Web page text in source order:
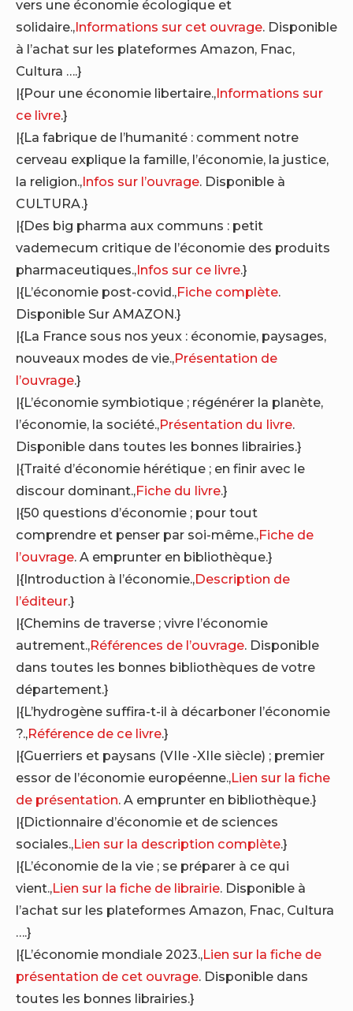
vers une économie écologique et
solidaire.,Informations sur cet ouvrage. Disponible
à l’achat sur les plateformes Amazon, Fnac,
Cultura ….}
|{Pour une économie libertaire.,Informations sur
ce livre.}
|{La fabrique de l’humanité : comment notre
cerveau explique la famille, l’économie, la justice,
la religion.,Infos sur l’ouvrage. Disponible à
CULTURA.}
|{Des big pharma aux communs : petit
vademecum critique de l’économie des produits
pharmaceutiques.,Infos sur ce livre.}
|{L’économie post-covid.,Fiche complète.
Disponible Sur AMAZON.}
|{La France sous nos yeux : économie, paysages,
nouveaux modes de vie.,Présentation de
l’ouvrage.}
|{L’économie symbiotique ; régénérer la planète,
l’économie, la société.,Présentation du livre.
Disponible dans toutes les bonnes librairies.}
|{Traité d’économie hérétique ; en finir avec le
discour dominant.,Fiche du livre.}
|{50 questions d’économie ; pour tout
comprendre et penser par soi-même.,Fiche de
l’ouvrage. A emprunter en bibliothèque.}
|{Introduction à l’économie.,Description de
l’éditeur.}
|{Chemins de traverse ; vivre l’économie
autrement.,Références de l’ouvrage. Disponible
dans toutes les bonnes bibliothèques de votre
département.}
|{L’hydrogène suffira-t-il à décarboner l’économie
?.,Référence de ce livre.}
|{Guerriers et paysans (VIIe -XIIe siècle) ; premier
essor de l’économie européenne.,Lien sur la fiche
de présentation. A emprunter en bibliothèque.}
|{Dictionnaire d’économie et de sciences
sociales.,Lien sur la description complète.}
|{L’économie de la vie ; se préparer à ce qui
vient.,Lien sur la fiche de librairie. Disponible à
l’achat sur les plateformes Amazon, Fnac, Cultura
….}
|{L’économie mondiale 2023.,Lien sur la fiche de
présentation de cet ouvrage. Disponible dans
toutes les bonnes librairies.}